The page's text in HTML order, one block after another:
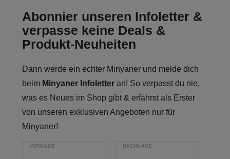
Abonnier unseren Infoletter &
verpasse keine Deals &
Produkt-Neuheiten
Dann werde ein echter Minyaner und melde dich
beim Minyaner Infoletter an! So verpasst du nie,
was es Neues im Shop gibt & erfährst als Erster
von unseren exklusiven Angeboten nur für
Minyaner!
VORNAME NACHNAME